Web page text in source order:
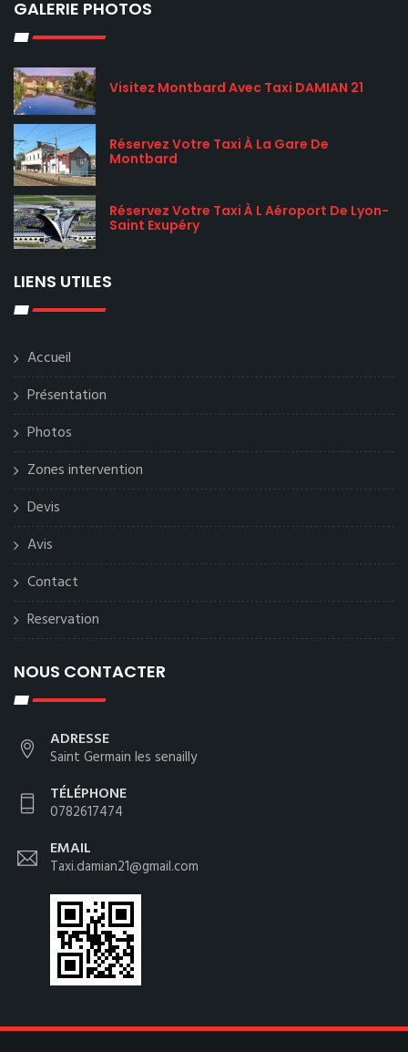
GALERIE PHOTOS
Visitez Montbard Avec Taxi DAMIAN 21
Réservez Votre Taxi À La Gare De
Montbard
Réservez Votre Taxi À L Aéroport De Lyon-
Saint Exupéry
LIENS UTILES
Accueil
Présentation
Photos
Zones intervention
Devis
Avis
Contact
Reservation
NOUS CONTACTER
ADRESSE
Saint Germain les senailly
TÉLÉPHONE
0782617474
EMAIL
Taxi.damian21@gmail.com